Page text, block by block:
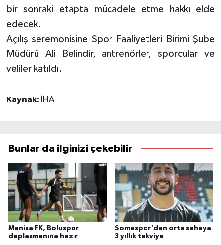
bir sonraki etapta mücadele etme hakkı elde
edecek.
Açılış seremonisine Spor Faaliyetleri Birimi Şube
Müdürü Ali Belindir, antrenörler, sporcular ve
veliler katıldı.
Kaynak: İHA
Bunlar da ilginizi çekebilir
Manisa FK, Boluspor
deplasmanına hazır
Somaspor'dan orta sahaya
3 yıllık takviye